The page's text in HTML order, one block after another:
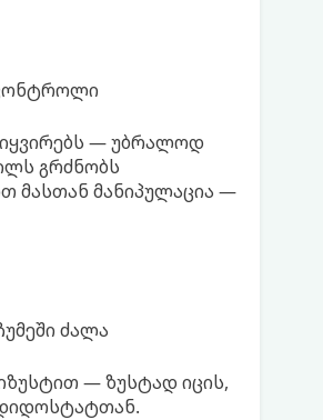
— უბრალოდ
გრძნობს
მასთან მანიპულაცია —
ძალა
— ზუსტად იცის,
დიდოსტატთან.